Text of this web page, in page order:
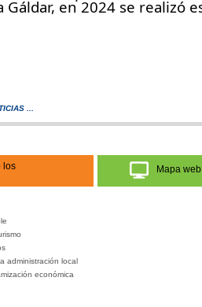
en 2024 se realizó
...
los
Mapa web
administración local
económica